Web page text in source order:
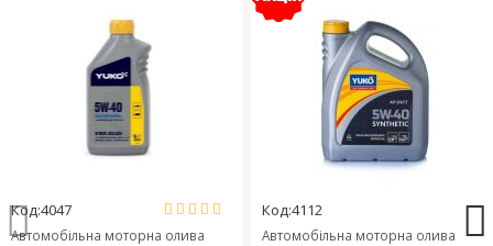
Код:4047
Автомобільна моторна олива
Код:4112
Автомобільна моторна олива